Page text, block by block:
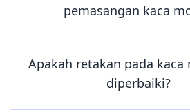
pemasangan kaca
Apakah retakan pada kaca
diperbaiki?